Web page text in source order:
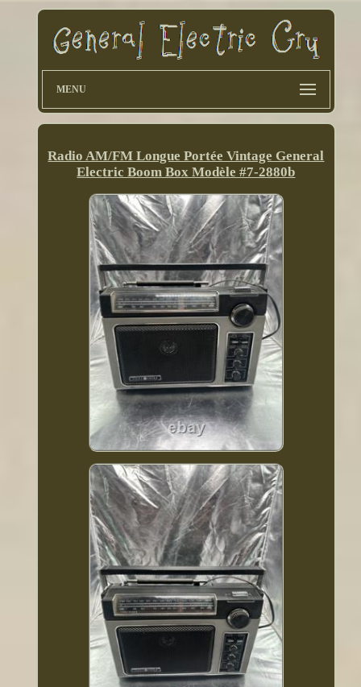
MENU
Radio AM/FM Longue Portée Vintage General
Electric Boom Box Modèle #7-2880b